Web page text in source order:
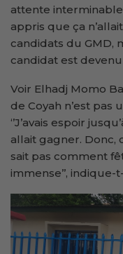
attente
appris que ça
candidats du GMD,
candidat est devenu
Voir Elhadj Momo
de Coyah n’est pas
‘’J’avais espoir
allait gagner. Donc,
sait pas comment
immense’’, indique-